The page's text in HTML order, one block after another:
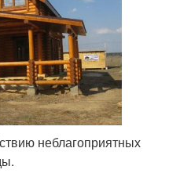
неблагоприятных